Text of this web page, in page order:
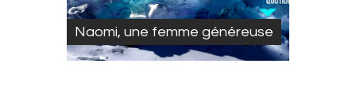
Naomi, une femme généreuse